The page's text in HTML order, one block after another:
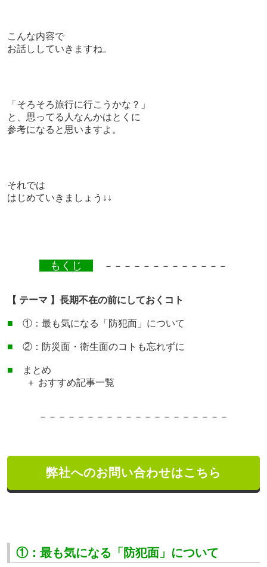
こんな内容で
お話ししていきますね。
「そろそろ旅行に行こうかな？」
と、思ってる人なんかはとくに
参考になると思いますよ。
それでは
はじめていきましょう↓↓
もくじ －－－－－－－－－－－－－
【 テーマ 】長期不在の前にしておくコト
■ ①：最も気になる「防犯面」について
■ ②：防災面・衛生面のコトも忘れずに
■ まとめ
＋ おすすめ記事一覧
－－－－－－－－－－－－－－－－－－－－
弊社へのお問い合わせはこちら
①：最も気になる「防犯面」について